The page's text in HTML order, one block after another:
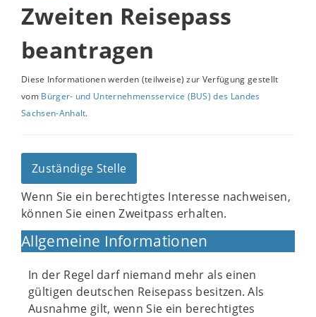
Zweiten Reisepass
beantragen
Diese Informationen werden (teilweise) zur Verfügung gestellt
vom Bürger- und Unternehmensservice (BUS) des Landes
Sachsen-Anhalt.
Zuständige Stelle
Wenn Sie ein berechtigtes Interesse nachweisen,
können Sie einen Zweitpass erhalten.
Allgemeine Informationen
In der Regel darf niemand mehr als einen
gültigen deutschen Reisepass besitzen. Als
Ausnahme gilt, wenn Sie ein berechtigtes